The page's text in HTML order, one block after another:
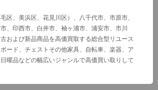
区、美浜区、花見川区）、八千代市、市原市、
、印西市、白井市、袖ヶ浦市、浦安市、市川
および新品商品を高価買取する総合型リユース
ード、チェストその他家具、自転車、楽器、ア
曜品などの幅広いジャンルで高価買い取りして